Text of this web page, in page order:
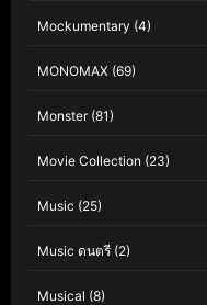
Mockumentary (4)
MONOMAX (69)
Monster(81)
Movie Collection (23)
Music (25)
Music ดนตรี (2)
Musical (8)